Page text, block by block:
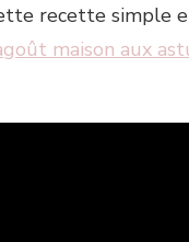
recette simple
maison aux